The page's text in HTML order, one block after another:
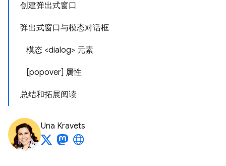
创建弹出式窗口
弹出式窗口与模态对话框
模态 <dialog> 元素
[popover] 属性
总结和拓展阅读
Una Kravets